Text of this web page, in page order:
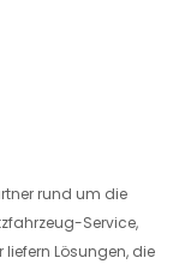
rund um die
Service,
Lösungen, die